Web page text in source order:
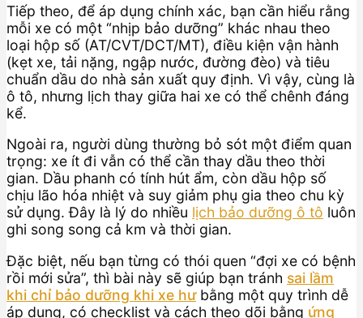
Tiếp theo, để áp dụng chính xác, bạn cần hiểu rằng
mỗi xe có một “nhịp bảo dưỡng” khác nhau theo
loại hộp số (AT/CVT/DCT/MT), điều kiện vận hành
(kẹt xe, tải nặng, ngập nước, đường đèo) và tiêu
chuẩn dầu do nhà sản xuất quy định. Vì vậy, cùng là
ô tô, nhưng lịch thay giữa hai xe có thể chênh đáng
kể.
Ngoài ra, người dùng thường bỏ sót một điểm quan
trọng: xe ít đi vẫn có thể cần thay dầu theo thời
gian. Dầu phanh có tính hút ẩm, còn dầu hộp số
chịu lão hóa nhiệt và suy giảm phụ gia theo chu kỳ
sử dụng. Đây là lý do nhiều lịch bảo dưỡng ô tô luôn
ghi song song cả km và thời gian.
Đặc biệt, nếu bạn từng có thói quen “đợi xe có bệnh
rồi mới sửa”, thì bài này sẽ giúp bạn tránh sai lầm
khi chỉ bảo dưỡng khi xe hưbằng một quy trình dễ
áp dụng, có checklist và cách theo dõi bằng ứng